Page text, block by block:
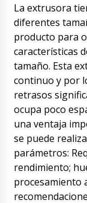
La extrusora
diferentes
producto para
características
tamaño. Esta
continuo y por
retrasos
ocupa poco
una ventaja
se puede
parámetros:
rendimiento;
procesamiento
Stella
La máquina
llegó de usted
está el
Los
Samuel
He estado
mañana, y